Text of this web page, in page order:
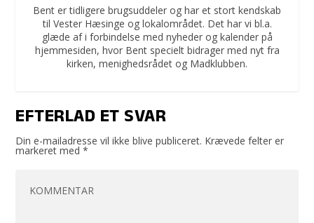
Bent er tidligere brugsuddeler og har et stort kendskab
til Vester Hæsinge og lokalområdet. Det har vi bl.a.
glæde af i forbindelse med nyheder og kalender på
hjemmesiden, hvor Bent specielt bidrager med nyt fra
kirken, menighedsrådet og Madklubben.
EFTERLAD ET SVAR
Din e-mailadresse vil ikke blive publiceret. Krævede felter er
markeret med*